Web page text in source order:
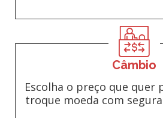
Câmbio
Escolha o preço que quer
troque moeda com